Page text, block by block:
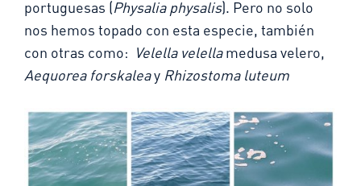
portuguesas (Physalia physalis). Pero no solo
nos hemos topado con esta especie, también
con otras como: Velella velellamedusa velero,
Aequorea forskaleay Rhizostoma luteum